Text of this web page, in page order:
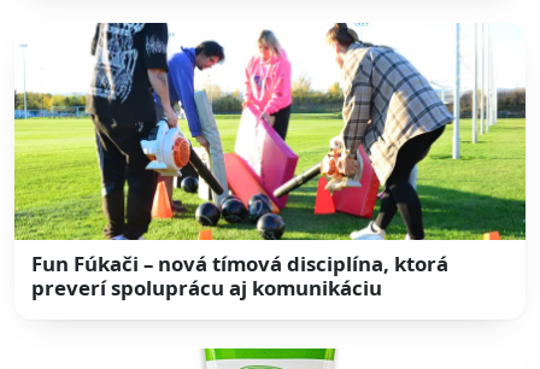
Fun Fúkači – nová tímová disciplína, ktorá
preverí spoluprácu aj komunikáciu